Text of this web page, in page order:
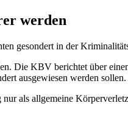
werden
gesondert in der
Die KBV berichtet über
ausgewiesen werden sollen.
als allgemeine